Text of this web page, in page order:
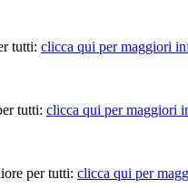
tutti: clicca qui per maggiori
tutti: clicca qui per maggiori
per tutti: clicca qui per